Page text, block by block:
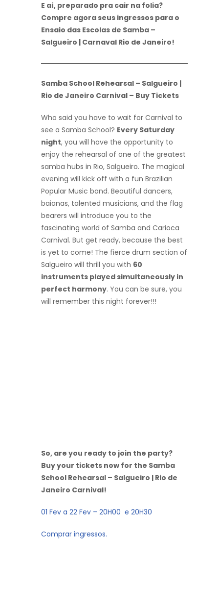
E aí, preparado pra cair na folia?
Compre agora seus ingressos para o
Ensaio das Escolas de Samba –
Salgueiro | Carnaval Rio de Janeiro!
Samba School Rehearsal – Salgueiro |
Rio de Janeiro Carnival – Buy Tickets
Who said you have to wait for Carnival to
see a Samba School? Every Saturday
night, you will have the opportunity to
enjoy the rehearsal of one of the greatest
samba hubs in Rio, Salgueiro. The magical
evening will kick off with a fun Brazilian
Popular Music band. Beautiful dancers,
baianas, talented musicians, and the flag
bearers will introduce you to the
fascinating world of Samba and Carioca
Carnival. But get ready, because the best
is yet to come! The fierce drum section of
Salgueiro will thrill you with 60
instruments played simultaneously in
perfect harmony. You can be sure, you
will remember this night forever!!!
So, are you ready to join the party?
Buy your tickets now for the Samba
School Rehearsal – Salgueiro | Rio de
Janeiro Carnival!
01 Fev a 22 Fev – 20H00 e 20H30
Comprar ingressos.